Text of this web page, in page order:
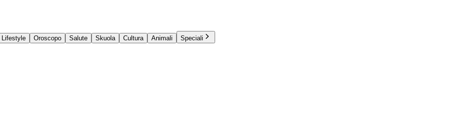
Lifestyle Oroscopo Salute Skuola Cultura Animali
Speciali